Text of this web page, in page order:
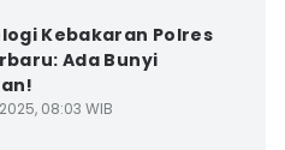
Kebakaran Polres
Ada Bunyi
08:03 WIB